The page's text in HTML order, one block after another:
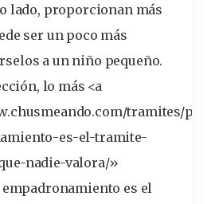
lado, proporcionan más
ser un poco más
a un niño pequeño.
lo más <a
tramites/
es-el-tramite-
nadie-valora/»
es el